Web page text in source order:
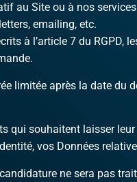
au Site ou à nos services
emailing, etc.
à l’article 7 du
limitée après la date du
qui souhaitent laisser
vos Données
ne sera pas